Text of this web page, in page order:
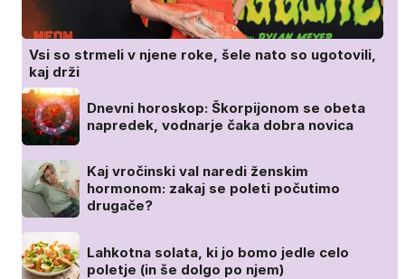
Vsi so strmeli v njene roke, šele nato so ugotovili,
kaj drži
Dnevni horoskop: Škorpijonom se obeta
napredek, vodnarje čaka dobra novica
Kaj vročinski val naredi ženskim
hormonom: zakaj se poleti počutimo
drugače?
Lahkotna solata, ki jo bomo jedle celo
poletje (in še dolgo po njem)